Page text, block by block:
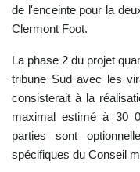
de l'enceinte pour la
Clermont Foot.
La phase 2 du projet
tribune Sud avec les
consisterait à la
maximal estimé à 30
parties sont
spécifiques du Conseil